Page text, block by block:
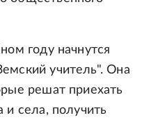
году начнутся
учитель". Она
решат приехать
и села, получить